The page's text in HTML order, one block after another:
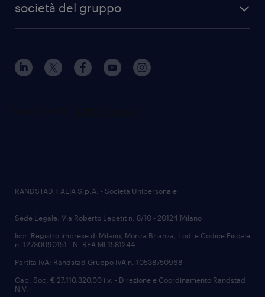
società del gruppo
RANDSTAD ITALIA S.p.A. - Società Unipersonale
Sede Legale: Via Roberto Lepetit n. 8/10 - 20124 Milano
Iscr. Registro Imprese di Milano, Monza Brianza, Lodi e Codice Fiscale
n. 12730090151 - N. REA MI-1581244
Partita IVA: Randstad Gruppo IVA n. 10538750968
Cap. Soc. € 27.110.320,00 i.v. - Direzione e Coordinamento Randstad
N.V.